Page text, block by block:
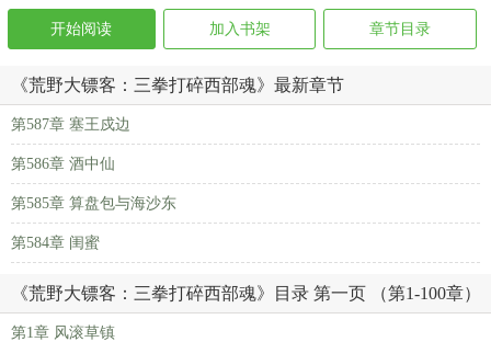
开始阅读 加入书架 章节目录
《荒野大镖客：三拳打碎西部魂》最新章节
第587章 塞王戍边
第586章 酒中仙
第585章 算盘包与海沙东
第584章 闺蜜
《荒野大镖客：三拳打碎西部魂》目录 第一页 （第1-100章）
第1章 风滚草镇